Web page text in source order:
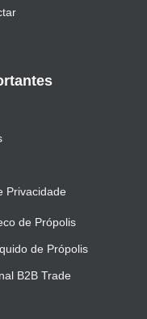
Privacidade
de Própolis
de Própolis
B2B Trade